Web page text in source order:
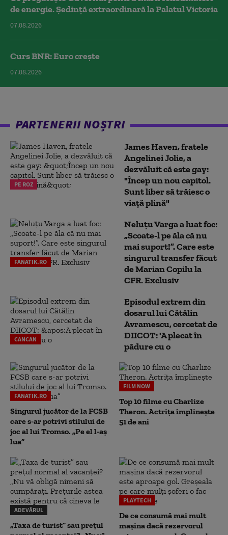
de energie. Ședință extraordinară la Palatul Victoria
07.08.2026
Curs BNR: Euro crește
07.08.2026
PARTENERII NOȘTRI
PE ROZ
James Haven, fratele
Angelinei Jolie, a
dezvăluit că este gay:
"Încep un nou capitol.
Sunt liber să trăiesc o
viață plină"
FANATIK.RO
Neluțu Varga a luat foc:
„Scoate-l pe ăla că nu
mai suport!”. Care este
singurul transfer făcut
de Marian Copilu la
CFR. Exclusiv
CANCAN
Episodul extrem din
dosarul lui Cătălin
Avramescu, cercetat de
DIICOT: 'A plecat în
pădure cu o
FANATIK.RO
Singurul jucător de la FCSB
care s-ar potrivi stilului de
joc al lui Tromso. „Pe el l-aș
lua”
FILM NOW
Top 10 filme cu Charlize
Theron. Actrița împlinește
51 de ani
ADEVĂRUL
„Taxa de turist” sau prețul
PLAYTECH
De ce consumă mai mult
mașina dacă rezervorul